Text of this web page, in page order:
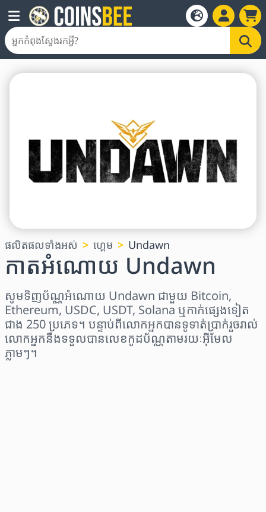
ផលិតផលទាំងអស់ ហ្គេម Undawn
កាតអំណោយ Undawn
សូមទិញប័ណ្ណអំណោយ Undawn ជាមួយ Bitcoin,
Ethereum, USDC, USDT, Solana ឬកាក់ផ្សេងទៀត
ជាង 250 ប្រភេទ។ បន្ទាប់ពីលោកអ្នកបានទូទាត់ប្រាក់រួចរាល់
លោកអ្នកនឹងទទួលបានលេខកូដប័ណ្ណតាមរយៈអ៊ីមែល
ភ្លាមៗ។